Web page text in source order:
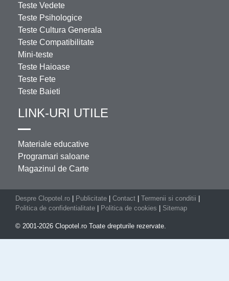
Teste Vedete
Teste Psihologice
Teste Cultura Generala
Teste Compatibilitate
Mini-teste
Teste Haioase
Teste Fete
Teste Baieti
LINK-URI UTILE
Materiale educative
Programari saloane
Magazinul de Carte
Despre Clopotel.ro Publicitate Contact Termenii si conditii
Politica de confidentialitate
Politica de cookies Sitemap
© 2001-2026 Clopotel.ro Toate drepturile rezervate.